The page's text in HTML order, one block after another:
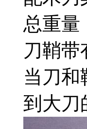
总重量
刀鞘带
当刀和
到大刀